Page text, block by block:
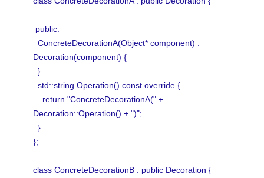
public:
ConcreteDecorationA(Object* component) :
Decoration(component) {
}
std::string Operation() const override {
return "ConcreteDecorationA(" +
Decoration::Operation() + ")";
}
};
class ConcreteDecorationB : public Decoration {